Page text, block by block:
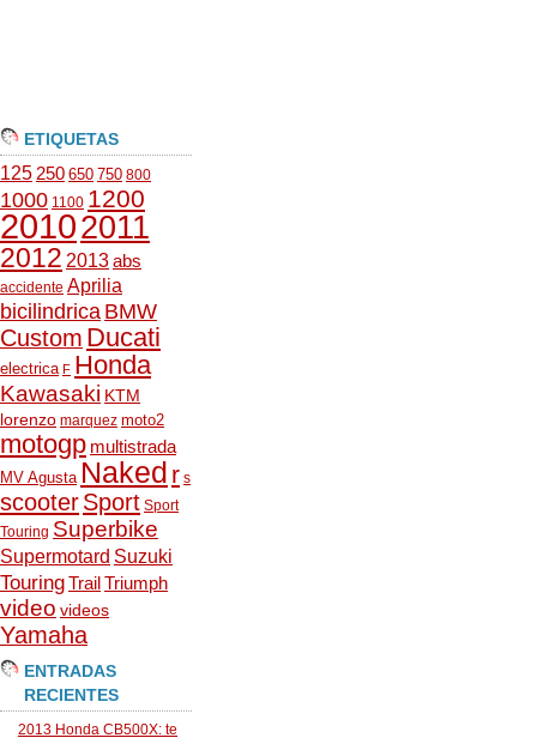
ETIQUETAS
125 250 650 750 800
1000 1100 1200
20102011
2012 2013abs
accidente Aprilia
bicilindrica BMW
Custom Ducati
electrica F Honda
Kawasaki KTM
lorenzo marquez moto2
motogp multistrada
MV Agusta Naked r s
scooterSport Sport
Touring Superbike
Supermotard Suzuki
TouringTrailTriumph
video videos
Yamaha
ENTRADAS
RECIENTES
2013 Honda CB500X: te